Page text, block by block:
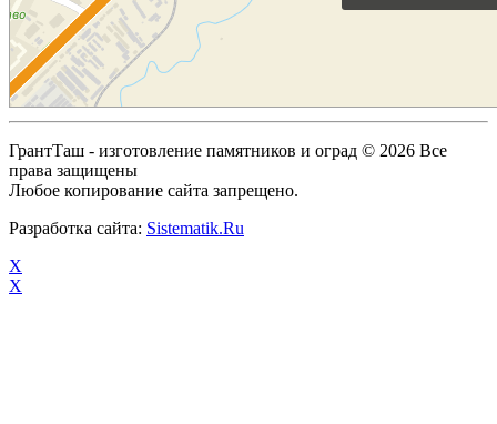
ГрантТаш - изготовление памятников и оград © 2026 Все
права защищены
Любое копирование сайта запрещено.
Разработка сайта: Sistematik.Ru
X
X